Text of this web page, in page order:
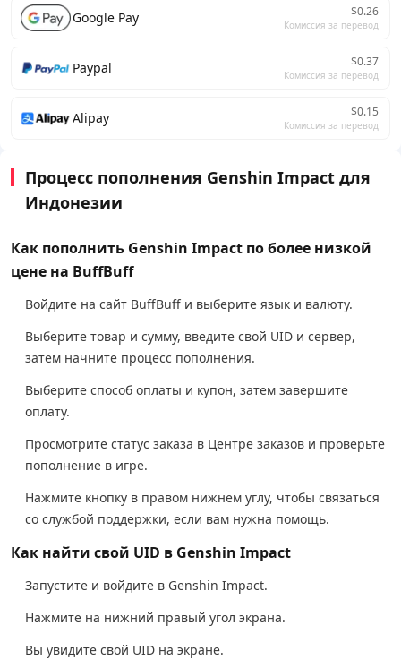
Google Pay $0.26
Комиссия за перевод
Paypal $0.37
Комиссия за перевод
Alipay $0.15
Комиссия за перевод
Процесс пополнения Genshin Impact для
Индонезии
Как пополнить Genshin Impact по более низкой
цене на BuffBuff
Войдите на сайт BuffBuff и выберите язык и валюту.
Выберите товар и сумму, введите свой UID и сервер,
затем начните процесс пополнения.
Выберите способ оплаты и купон, затем завершите
оплату.
Просмотрите статус заказа в Центре заказов и проверьте
пополнение в игре.
Нажмите кнопку в правом нижнем углу, чтобы связаться
со службой поддержки, если вам нужна помощь.
Как найти свой UID в Genshin Impact
Запустите и войдите в Genshin Impact.
Нажмите на нижний правый угол экрана.
Вы увидите свой UID на экране.